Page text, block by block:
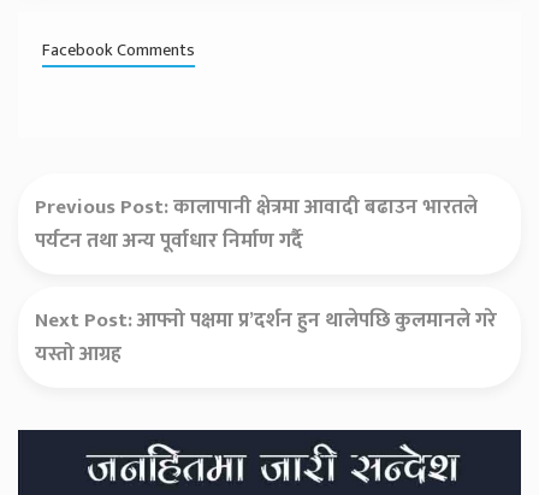
Facebook Comments
Previous Post:कालापानी क्षेत्रमा आवादी बढाउन भारतले
पर्यटन तथा अन्य पूर्वाधार निर्माण गर्दै
Next Post:आफ्नो पक्षमा प्र’दर्शन हुन थालेपछि कुलमानले गरे
यस्तो आग्रह
Secondary
Sidebar